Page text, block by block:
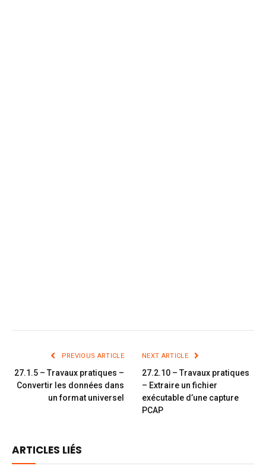
PREVIOUS ARTICLE
27.1.5 – Travaux pratiques –
Convertir les données dans
un format universel
NEXT ARTICLE
27.2.10 – Travaux pratiques
– Extraire un fichier
exécutable d’une capture
PCAP
ARTICLES LIÉS